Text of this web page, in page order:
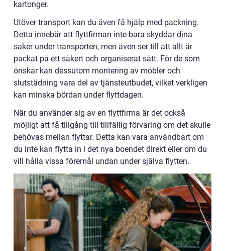
kartonger.
Utöver transport kan du även få hjälp med packning.
Detta innebär att flyttfirman inte bara skyddar dina
saker under transporten, men även ser till att allt är
packat på ett säkert och organiserat sätt. För de som
önskar kan dessutom montering av möbler och
slutstädning vara del av tjänsteutbudet, vilket verkligen
kan minska bördan under flyttdagen.
När du använder sig av en flyttfirma är det också
möjligt att få tillgång till tillfällig förvaring om det skulle
behövas mellan flyttar. Detta kan vara användbart om
du inte kan flytta in i det nya boendet direkt eller om du
vill hålla vissa föremål undan under själva flytten.